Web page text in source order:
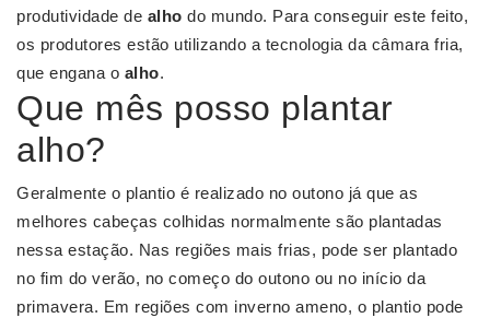
produtividade de alho do mundo. Para conseguir este feito,
os produtores estão utilizando a tecnologia da câmara fria,
que engana o alho.
Que mês posso plantar
alho?
Geralmente o plantio é realizado no outono já que as
melhores cabeças colhidas normalmente são plantadas
nessa estação. Nas regiões mais frias, pode ser plantado
no fim do verão, no começo do outono ou no início da
primavera. Em regiões com inverno ameno, o plantio pode